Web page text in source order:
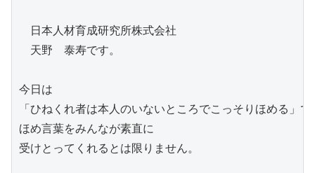
日本人材育成研究所株式会社
天野　泰寿です。
今日は
「ひねくれ者は本人のいないところでこっそりほめる」で
ほめ言葉をみんなが素直に
受けとってくれるとは限りません。